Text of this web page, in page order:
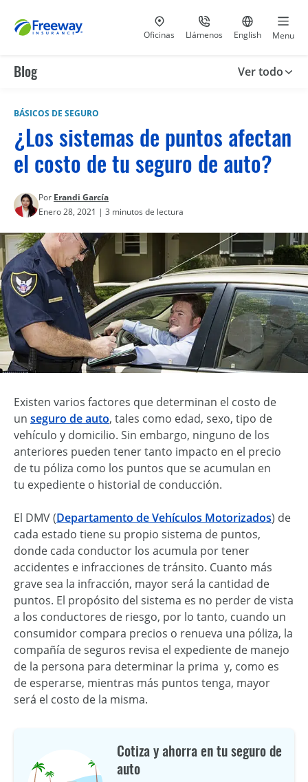
Visita nuestras
Oficinas Llámenos
al 800-441-5533
Ir al sitio
English Menu
Blog Ver todo
BÁSICOS DE SEGURO
¿Los sistemas de puntos afectan
el costo de tu seguro de auto?
Por Erandi García
Enero 28, 2021 | 3 minutos de lectura
Existen varios factores que determinan el costo de
un seguro de auto, tales como edad, sexo, tipo de
vehículo y domicilio. Sin embargo, ninguno de los
anteriores pueden tener tanto impacto en el precio
de tu póliza como los puntos que se acumulan en
tu expediente o historial de conducción.
El DMV (Departamento de Vehículos Motorizados) de
cada estado tiene su propio sistema de puntos,
donde cada conductor los acumula por tener
accidentes e infracciones de tránsito. Cuanto más
grave sea la infracción, mayor será la cantidad de
puntos. El propósito del sistema es no perder de vista
a los conductores de riesgo, por lo tanto, cuando un
consumidor compara precios o renueva una póliza, la
compañía de seguros revisa el expediente de manejo
de la persona para determinar la prima y, como es
de esperarse, mientras más puntos tenga, mayor
será el costo de la misma.
Cotiza y ahorra en tu seguro de
auto